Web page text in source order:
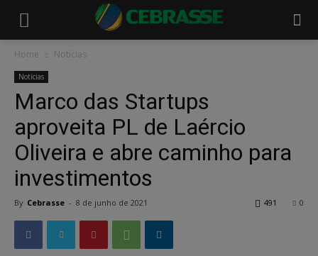
Home Notícias
Notícias
Marco das Startups
aproveita PL de Laércio
Oliveira e abre caminho para
investimentos
By Cebrasse - 8 de junho de 2021 0
491